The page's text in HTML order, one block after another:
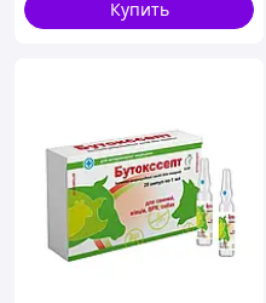
✅ Качество,
Товары для здоровья и
✅ Склады в
Мгновенная
логистика — без
Купить